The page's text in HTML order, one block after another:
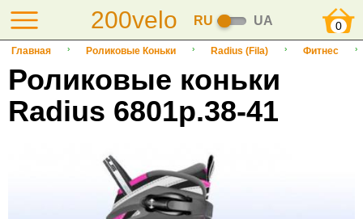
200velo RU UA 0
Главная Роликовые Коньки Radius (Fila) Фитнес
Роликовые коньки
Radius 6801р.38-41